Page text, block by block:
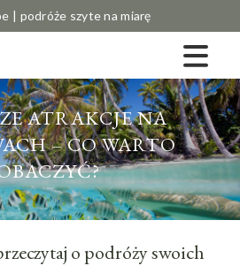
| podróże szyte na miarę
ATRAKCJE NA
– CO WARTO
o podróży swoich